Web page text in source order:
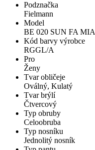
Podznačka
Fielmann
Model
BE 020 SUN FA MIA
Kód barvy výrobce
RGGL/A
Pro
Ženy
Tvar obličeje
Oválný, Kulatý
Tvar brýlí
Čtvercový
Typ obruby
Celoobruba
Typ nosníku
Jednolitý nosník